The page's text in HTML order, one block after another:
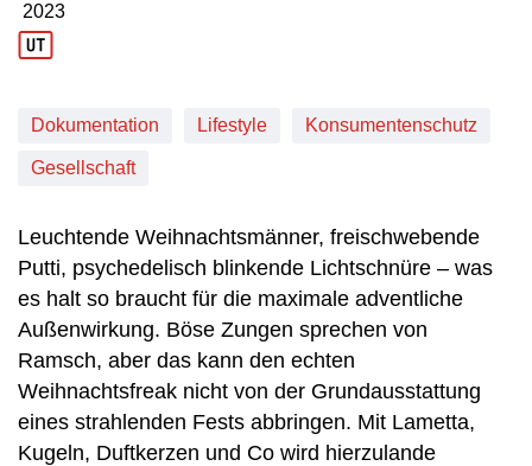
Produktionsjahr: 2023
2023
Dokumentation Lifestyle Konsumentenschutz
Gesellschaft
Leuchtende Weihnachtsmänner, freischwebende
Putti, psychedelisch blinkende Lichtschnüre – was
es halt so braucht für die maximale adventliche
Außenwirkung. Böse Zungen sprechen von
Ramsch, aber das kann den echten
Weihnachtsfreak nicht von der Grundausstattung
eines strahlenden Fests abbringen. Mit Lametta,
Kugeln, Duftkerzen und Co wird hierzulande